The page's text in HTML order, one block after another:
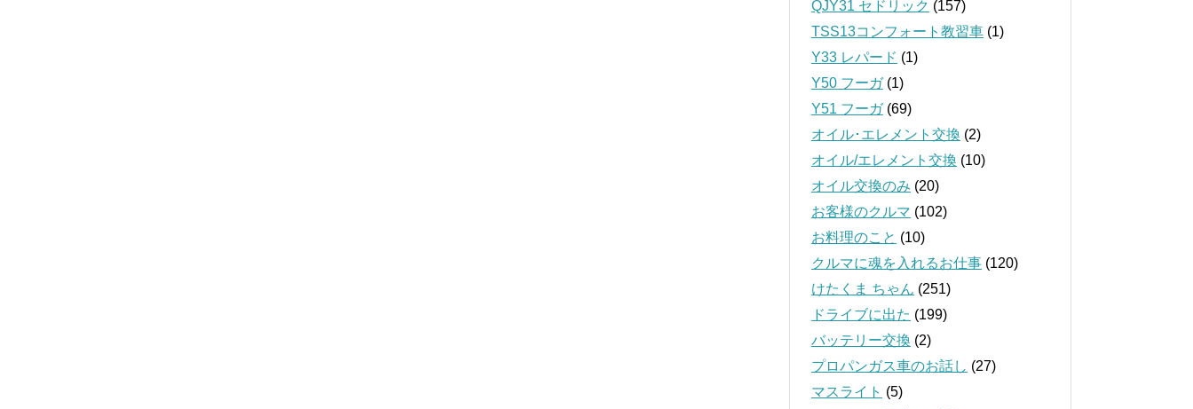
QJY31 セドリック (157)
TSS13コンフォート教習車 (1)
Y33 レパード (1)
Y50 フーガ(1)
Y51 フーガ(69)
オイル･エレメント交換 (2)
オイル/エレメント交換 (10)
オイル交換のみ (20)
お客様のクルマ (102)
お料理のこと (10)
クルマに魂を入れるお仕事 (120)
けたくま ちゃん (251)
ドライブに出た (199)
バッテリー交換 (2)
プロパンガス車のお話し (27)
マスライト (5)